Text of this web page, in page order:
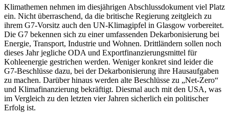
Klimathemen nehmen im diesjährigen Abschlussdokument viel Platz
ein. Nicht überraschend, da die britische Regierung zeitgleich zu
ihrem G7-Vorsitz auch den UN-Klimagipfel in Glasgow vorbereitet.
Die G7 bekennen sich zu einer umfassenden Dekarbonisierung bei
Energie, Transport, Industrie und Wohnen. Drittländern sollen noch
dieses Jahr jegliche ODA und Exportfinanzierungsmittel für
Kohleenergie gestrichen werden. Weniger konkret sind leider die
G7-Beschlüsse dazu, bei der Dekarbonisierung ihre Hausaufgaben
zu machen. Darüber hinaus werden alte Beschlüsse zu „Net-Zero“
und Klimafinanzierung bekräftigt. Diesmal auch mit den USA, was
im Vergleich zu den letzten vier Jahren sicherlich ein politischer
Erfolg ist.